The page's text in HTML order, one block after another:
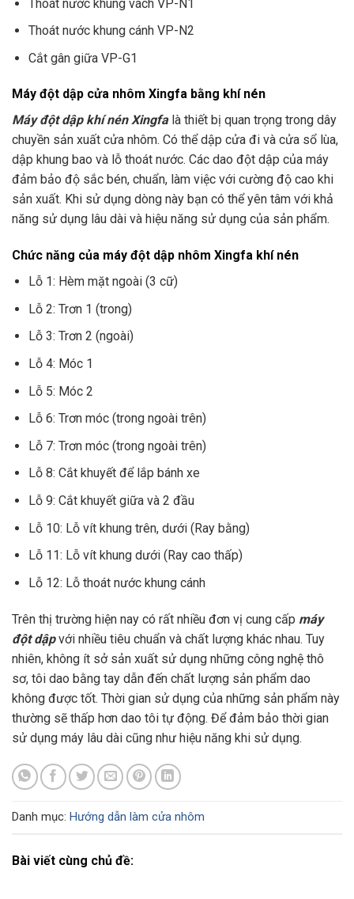
Thoát nước khung vách VP-N1
Thoát nước khung cánh VP-N2
Cắt gân giữa VP-G1
Máy đột dập cửa nhôm Xingfa bằng khí nén
Máy đột dập khí nén Xingfalà thiết bị quan trọng trong dây
chuyền sản xuất cửa nhôm. Có thể dập cửa đi và cửa sổ lùa,
dập khung bao và lỗ thoát nước. Các dao đột dập của máy
đảm bảo độ sắc bén, chuẩn, làm việc với cường độ cao khi
sản xuất. Khi sử dụng dòng này bạn có thể yên tâm với khả
năng sử dụng lâu dài và hiệu năng sử dụng của sản phẩm.
Chức năng của máy đột dập nhôm Xingfa khí nén
Lỗ 1: Hèm mặt ngoài (3 cữ)
Lỗ 2: Trơn 1 (trong)
Lỗ 3: Trơn 2 (ngoài)
Lỗ 4: Móc 1
Lỗ 5: Móc 2
Lỗ 6: Trơn móc (trong ngoài trên)
Lỗ 7: Trơn móc (trong ngoài trên)
Lỗ 8: Cắt khuyết để lắp bánh xe
Lỗ 9: Cắt khuyết giữa và 2 đầu
Lỗ 10: Lỗ vít khung trên, dưới (Ray bằng)
Lỗ 11: Lỗ vít khung dưới (Ray cao thấp)
Lỗ 12: Lỗ thoát nước khung cánh
Trên thị trường hiện nay có rất nhiều đơn vị cung cấp máy
đột dậpvới nhiều tiêu chuẩn và chất lượng khác nhau. Tuy
nhiên, không ít sở sản xuất sử dụng những công nghệ thô
sơ, tôi dao bằng tay dẫn đến chất lượng sản phẩm dao
không được tốt. Thời gian sử dụng của những sản phẩm này
thường sẽ thấp hơn dao tôi tự động. Để đảm bảo thời gian
sử dụng máy lâu dài cũng như hiệu năng khi sử dụng.
Danh mục: Hướng dẫn làm cửa nhôm
Bài viết cùng chủ đề: